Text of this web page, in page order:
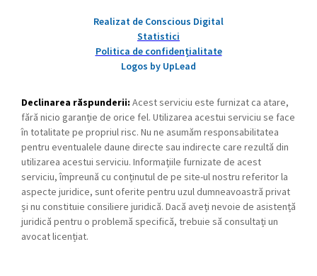
Realizat de Conscious Digital
Statistici
Politica de confidențialitate
Logos by UpLead
Declinarea răspunderii: Acest serviciu este furnizat ca atare,
fără nicio garanție de orice fel. Utilizarea acestui serviciu se face
în totalitate pe propriul risc. Nu ne asumăm responsabilitatea
pentru eventualele daune directe sau indirecte care rezultă din
utilizarea acestui serviciu. Informațiile furnizate de acest
serviciu, împreună cu conținutul de pe site-ul nostru referitor la
aspecte juridice, sunt oferite pentru uzul dumneavoastră privat
și nu constituie consiliere juridică. Dacă aveți nevoie de asistență
juridică pentru o problemă specifică, trebuie să consultați un
avocat licențiat.